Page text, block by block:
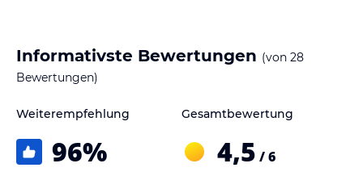
Informativste Bewertungen (von 28
Bewertungen)
Weiterempfehlung
96%
Gesamtbewertung
4,5 / 6